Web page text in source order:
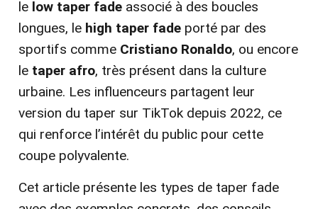
le low taper fade associé à des boucles
longues, le high taper fade porté par des
sportifs comme Cristiano Ronaldo, ou encore
le taper afro, très présent dans la culture
urbaine. Les influenceurs partagent leur
version du taper sur TikTok depuis 2022, ce
qui renforce l’intérêt du public pour cette
coupe polyvalente.
Cet article présente les types de taper fade